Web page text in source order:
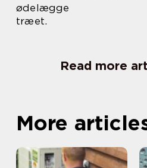
ødelægge
træet.
Read more
More